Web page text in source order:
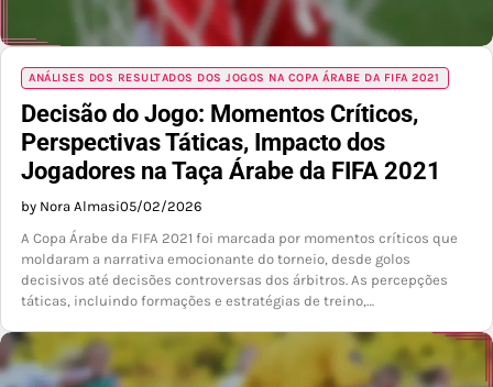
ANÁLISES DOS RESULTADOS DOS JOGOS NA COPA ÁRABE DA FIFA 2021
Decisão do Jogo: Momentos Críticos,
Perspectivas Táticas, Impacto dos
Jogadores na Taça Árabe da FIFA 2021
by Nora Almasi05/02/2026
A Copa Árabe da FIFA 2021 foi marcada por momentos críticos que
moldaram a narrativa emocionante do torneio, desde golos
decisivos até decisões controversas dos árbitros. As percepções
táticas, incluindo formações e estratégias de treino,…